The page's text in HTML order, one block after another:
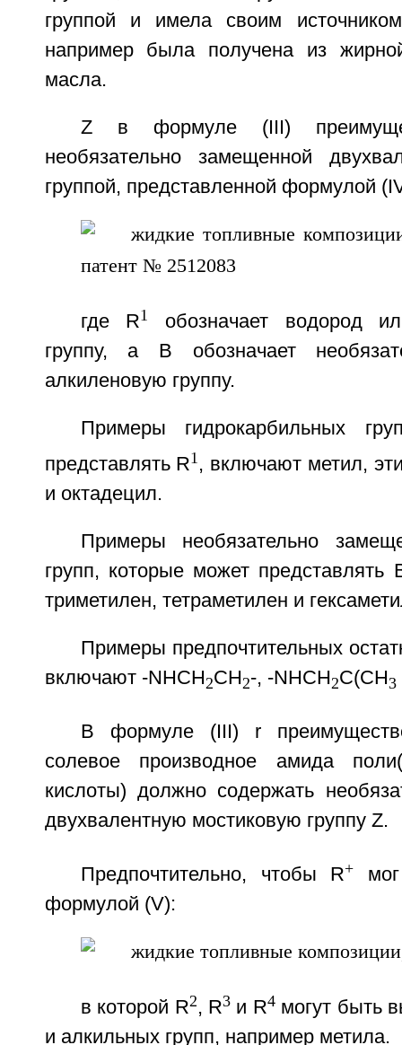
группой и имела своим
например была получена из
масла.
Z в формуле (III)
необязательно замещенной
группой, представленной формулой
где R1
обозначает водород
группу, а В обозначает
алкиленовую группу.
Примеры гидрокарбильных
представлять R1, включают метил,
и октадецил.
Примеры необязательно
групп, которые может
триметилен, тетраметилен и
Примеры предпочтительных
включают -NHCH 2CH 2-, -NHCH 2C(СН 3
В формуле (III) r
солевое производное амида
кислоты) должно содержать
двухвалентную мостиковую группу Z.
Предпочтительно, чтобы R+
формулой (V):
в которой R2, R3и R4могут быть
и алкильных групп, например метила.